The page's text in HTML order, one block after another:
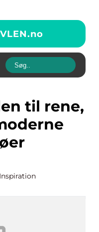
no
Inspiration